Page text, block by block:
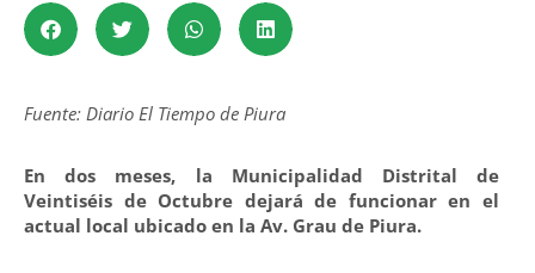
Fuente: Diario El Tiempo de Piura
En dos meses, la Municipalidad Distrital de
Veintiséis de Octubre dejará de funcionar en el
actual local ubicado en la Av. Grau de Piura.